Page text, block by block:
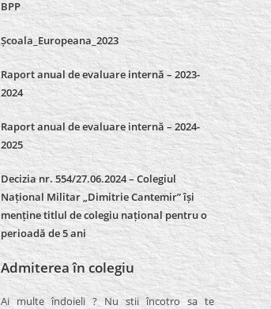
BPP
Școala_Europeana_2023
Raport anual de evaluare internă – 2023-
2024
Raport anual de evaluare internă –2024-
2025
Decizia nr. 554/27.06.2024 – Colegiul
Național Militar „Dimitrie Cantemir” își
menține titlul de colegiu național pentru o
perioadă de 5 ani
Admiterea în colegiu
Ai multe îndoieli ? Nu stii încotro sa te